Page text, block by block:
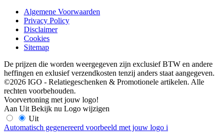
Algemene Voorwaarden
Privacy Policy
Disclaimer
Cookies
Sitemap
De prijzen die worden weergegeven zijn exclusief BTW en andere
heffingen en exlusief verzendkosten tenzij anders staat aangegeven.
©2026 IGO - Relatiegeschenken & Promotionele artikelen. Alle
rechten voorbehouden.
Voorvertoning met jouw logo!
Aan Uit Bekijk nu Logo wijzigen
Uit
Automatisch gegenereerd voorbeeld met jouw logo i